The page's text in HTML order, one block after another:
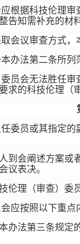
根据科技伦理
告知需补充的材
会议审查方式，
办法第二条所
员会无法胜任
求的科技伦理（
委员或其指定的
到会阐述方案
议表决。
伦理（审查）
应按照以下重点
办法第三条规